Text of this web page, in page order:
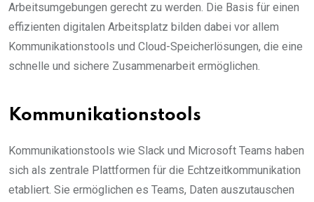
Arbeitsumgebungen gerecht zu werden. Die Basis für einen
effizienten digitalen Arbeitsplatz bilden dabei vor allem
Kommunikationstools und Cloud-Speicherlösungen, die eine
schnelle und sichere Zusammenarbeit ermöglichen.
Kommunikationstools
Kommunikationstools wie Slack und Microsoft Teams haben
sich als zentrale Plattformen für die Echtzeitkommunikation
etabliert. Sie ermöglichen es Teams, Daten auszutauschen